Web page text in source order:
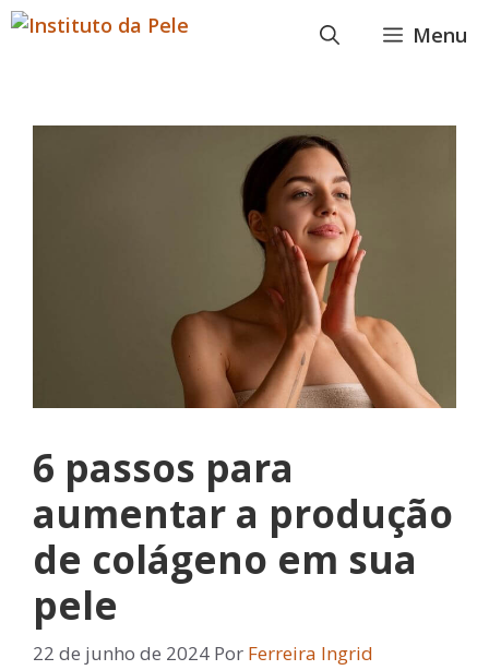
Pular
para
Menu
6 passos para
aumentar a produção
de colágeno em sua
pele
22 de junho de 2024 Por Ferreira Ingrid